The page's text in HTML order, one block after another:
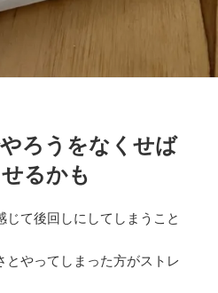
ろうをなくせば
るかも
て後回しにしてしまうこと
とやってしまった方がストレ